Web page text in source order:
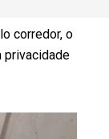
corredor, o
privacidade